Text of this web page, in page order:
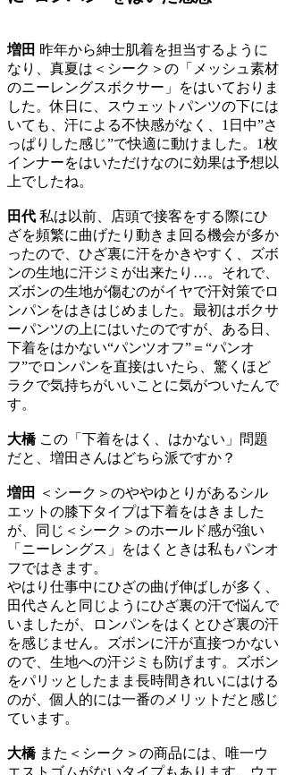
増田 昨年から紳士肌着を担当するように
なり、真夏は＜シーク＞の「メッシュ素材
のニーレングスボクサー」をはいておりま
した。休日に、スウェットパンツの下には
いても、汗による不快感がなく、1日中”さ
っぱりした感じ”で快適に動けました。1枚
インナーをはいただけなのに効果は予想以
上でしたね。
田代 私は以前、店頭で接客をする際にひ
ざを頻繁に曲げたり動きま回る機会が多か
ったので、ひざ裏に汗をかきやすく、ズボ
ンの生地に汗ジミが出来たり…。それで、
ズボンの生地が傷むのがイヤで汗対策でロ
ンパンをはきはじめました。最初はボクサ
ーパンツの上にはいたのですが、ある日、
下着をはかない“パンツオフ”＝“パンオ
フ”でロンパンを直接はいたら、驚くほど
ラクで気持ちがいいことに気がついたんで
す。
大橋この「下着をはく、はかない」問題
だと、増田さんはどちら派ですか？
増田
＜シーク＞のややゆとりがあるシル
エットの膝下タイプは下着をはきました
が、同じ＜シーク＞のホールド感が強い
「ニーレングス」をはくときは私もパンオ
フではきます。
やはり仕事中にひざの曲げ伸ばしが多く、
田代さんと同じようにひざ裏の汗で悩んで
いましたが、ロンパンをはくとひざ裏の汗
を感じません。ズボンに汗が直接つかない
ので、生地への汗ジミも防げます。ズボン
をパリッとしたまま長時間きれいにはける
のが、個人的には一番のメリットだと感じ
ています。
大橋また＜シーク＞の商品には、唯一ウ
エストゴムがないタイプもあります。ウエ